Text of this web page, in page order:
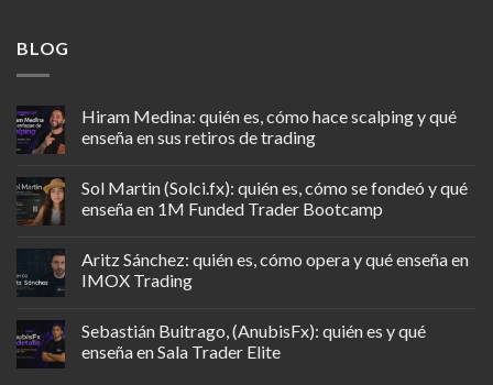
BLOG
Hiram Medina: quién es, cómo hace scalping y qué
enseña en sus retiros de trading
Sol Martin (Solci.fx): quién es, cómo se fondeó y qué
enseña en 1M Funded Trader Bootcamp
Aritz Sánchez: quién es, cómo opera y qué enseña en
IMOX Trading
Sebastián Buitrago, (AnubisFx): quién es y qué
enseña en Sala Trader Elite